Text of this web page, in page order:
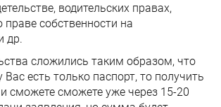
водительских правах,
праве собственности на
др.
сложились таким образом, что
Вас есть только паспорт, то получить
сможете сможете уже через 15-20